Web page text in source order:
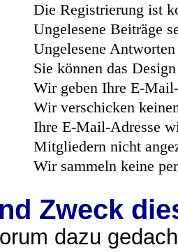
Die Registrierung ist
Ungelesene Beiträge
Ungelesene
Sie können das
Wir geben Ihre E-
Wir verschicken
Ihre E-Mail-Adresse
Mitgliedern nicht
Wir sammeln keine
Zweck
dazu